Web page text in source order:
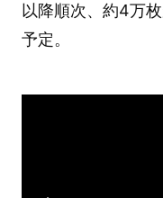
以降順次、約4万
予定。